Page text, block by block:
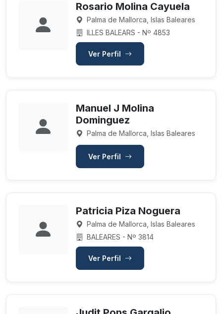
Rosario Molina Cayuela
Palma de Mallorca, Islas Baleares
ILLES BALEARS - Nº 4853
Ver Perfil
Manuel J Molina
Dominguez
Palma de Mallorca, Islas Baleares
Ver Perfil
Patricia Piza Noguera
Palma de Mallorca, Islas Baleares
BALEARES - Nº 3814
Ver Perfil